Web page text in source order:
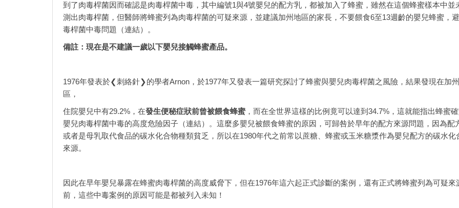
到了肉毒桿菌因而確認是肉毒桿菌中毒，其中編號1與4號嬰兒的配方乳，都被加入了蜂蜜，雖然在這個蜂蜜樣本中並
測出肉毒桿菌，但醫師將蜂蜜列為肉毒桿菌的可疑來源，並建議加州地區的家長，不要餵食6至13週齡的嬰兒蜂蜜，
毒桿菌中毒問題（連結）。
備註：現在是不建議一歲以下嬰兒接觸蜂蜜產品。
1976年發表於❮刺絡針❯的學者Arnon，於1977年又發表一篇研究探討了蜂蜜與嬰兒肉毒桿菌之風險，結果發現在加
區，
住院嬰兒中有29.2%，在發生便秘症狀前曾被餵食蜂蜜，而在全世界這樣的比例竟可以達到34.7%，這就能指出蜂蜜
嬰兒肉毒桿菌中毒的高度危險因子（連結）。這麼多嬰兒被餵食蜂蜜的原因，可歸咎於早年的配方來源問題，因為配
或者是母乳取代食品的碳水化合物種類貧乏，所以在1980年代之前常以蔗糖、蜂蜜或玉米糖漿作為嬰兒配方的碳水化
來源。
因此在早年嬰兒暴露在蜂蜜肉毒桿菌的高度威脅下，但在1976年這六起正式診斷的案例，還有正式將蜂蜜列為可疑來
前，這些中毒案例的原因可能是都被列入未知！